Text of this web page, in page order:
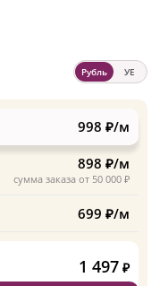
Рубль УЕ
998 ₽/м
сумма заказа от 50 000 ₽
898 ₽/м
699 ₽/м
1 497 ₽